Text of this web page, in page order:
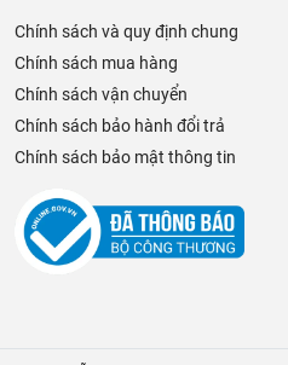
Chính sách và quy định chung
Chính sách mua hàng
Chính sách vận chuyển
Chính sách bảo hành đổi trả
Chính sách bảo mật thông tin